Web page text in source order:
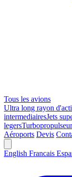
Tous les avions
Ultra long rayon
intermediairesJets
legers
Aéroports Devis
English Francais